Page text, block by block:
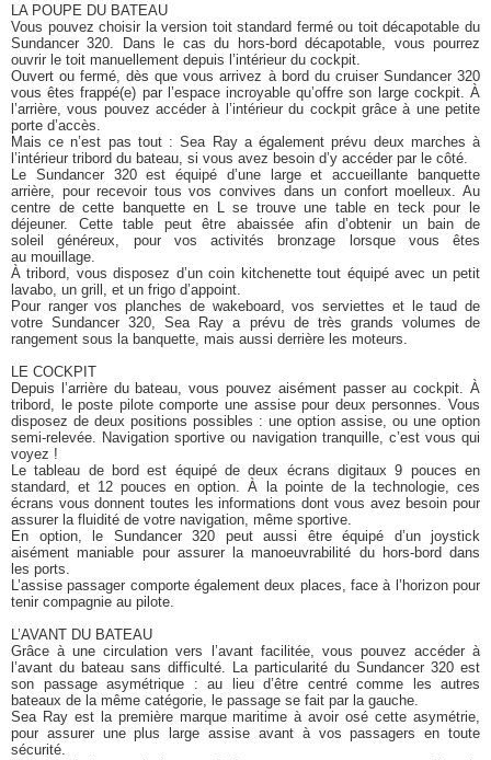
LA POUPE DU BATEAU
Vous pouvez choisir la version toit standard fermé ou toit décapotable du
Sundancer 320. Dans le cas du hors-bord décapotable, vous pourrez
ouvrir le toit manuellement depuis l’intérieur du cockpit.
Ouvert ou fermé, dès que vous arrivez à bord du cruiser Sundancer 320
vous êtes frappé(e) par l’espace incroyable qu’offre son large cockpit. À
l’arrière, vous pouvez accéder à l’intérieur du cockpit grâce à une petite
porte d’accès.
Mais ce n’est pas tout : Sea Ray a également prévu deux marches à
l’intérieur tribord du bateau, si vous avez besoin d’y accéder par le côté.
Le Sundancer 320 est équipé d’une large et accueillante banquette
arrière, pour recevoir tous vos convives dans un confort moelleux. Au
centre de cette banquette en L se trouve une table en teck pour le
déjeuner. Cette table peut être abaissée afin d’obtenir un bain de
soleil généreux, pour vos activités bronzage lorsque vous êtes
au mouillage.
À tribord, vous disposez d’un coin kitchenette tout équipé avec un petit
lavabo, un grill, et un frigo d’appoint.
Pour ranger vos planches de wakeboard, vos serviettes et le taud de
votre Sundancer 320, Sea Ray a prévu de très grands volumes de
rangement sous la banquette, mais aussi derrière les moteurs.
LE COCKPIT
Depuis l’arrière du bateau, vous pouvez aisément passer au cockpit. À
tribord, le poste pilote comporte une assise pour deux personnes. Vous
disposez de deux positions possibles : une option assise, ou une option
semi-relevée. Navigation sportive ou navigation tranquille, c’est vous qui
voyez !
Le tableau de bord est équipé de deux écrans digitaux 9 pouces en
standard, et 12 pouces en option. À la pointe de la technologie, ces
écrans vous donnent toutes les informations dont vous avez besoin pour
assurer la fluidité de votre navigation, même sportive.
En option, le Sundancer 320 peut aussi être équipé d’un joystick
aisément maniable pour assurer la manoeuvrabilité du hors-bord dans
les ports.
L’assise passager comporte également deux places, face à l’horizon pour
tenir compagnie au pilote.
L’AVANT DU BATEAU
Grâce à une circulation vers l’avant facilitée, vous pouvez accéder à
l’avant du bateau sans difficulté. La particularité du Sundancer 320 est
son passage asymétrique : au lieu d’être centré comme les autres
bateaux de la même catégorie, le passage se fait par la gauche.
Sea Ray est la première marque maritime à avoir osé cette asymétrie,
pour assurer une plus large assise avant à vos passagers en toute
sécurité.